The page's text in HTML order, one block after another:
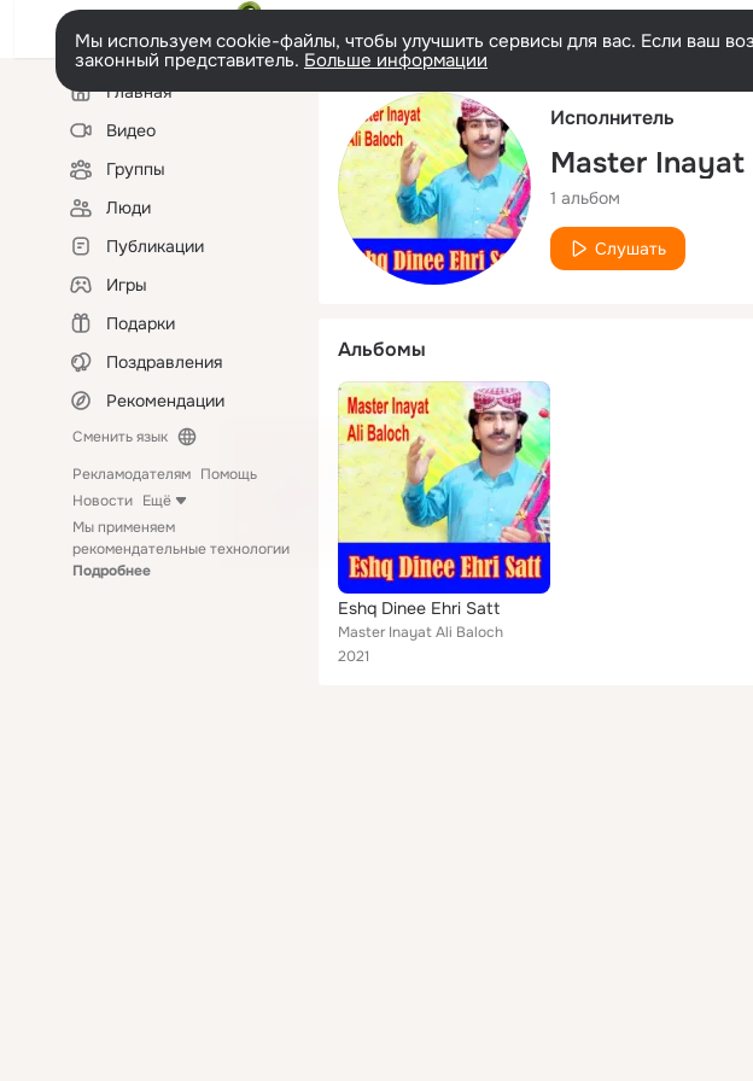
Мы используем cookie-файлы, чтобы улучшить сервисы для вас. Если ваш
законный представитель. Больше информации
Левая
колонкаГлавная
Видео
Группы
Люди
Публикации
Игры
Подарки
Поздравления
Рекомендации
Сменить язык
Рекламодателям Помощь
Новости Ещё
Мы применяем
рекомендательные технологии
Подробнее
Исполнитель
Master Inayat
1 альбом
Слушать
Альбомы
Eshq Dinee Ehri Satt
Master Inayat Ali Baloch
2021